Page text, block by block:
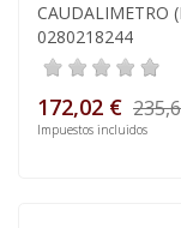
CAUDALIMETRO
0280218244
172,02 €
Impuestos incluidos